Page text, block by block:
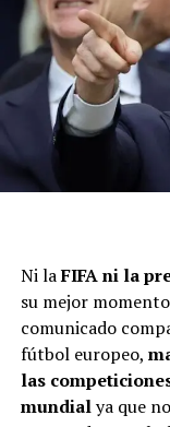
Ni laFIFA ni la
su mejor
comunicado
fútbol europeo,
las
mundialya que